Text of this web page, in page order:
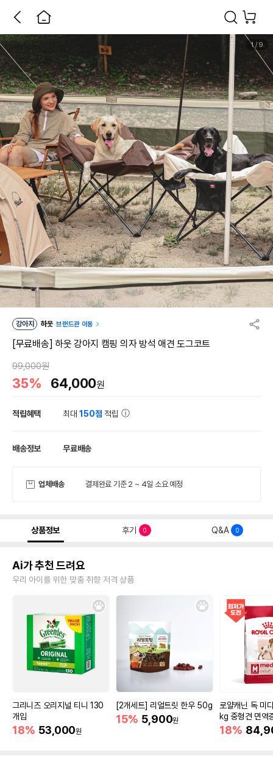
1/ 9
강아지 하웃 브랜드관 이동
[무료배송] 하웃 강아지 캠핑 의자 방석 애견 도그코트
99,000원
35% 64,000원
적립혜택 최대150점 적립
배송정보 무료배송
업체배송 결제완료 기준 2 ~ 4일 소요 예정
상품정보 후기 0 Q&A 0
Ai가 추천 드려요
우리 아이를 위한 맞춤 취향 저격 상품
그리니즈 오리지널 티니 130
개입
18% 53,000원
[2개세트] 리얼트릿 한우 50g
15% 5,900원
로얄캐닌 독 미
kg 중형견 면역
18%